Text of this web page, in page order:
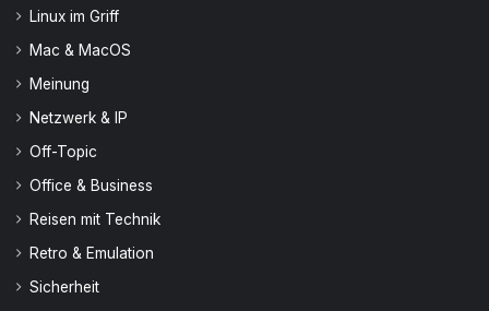
Linux im Griff
Mac & MacOS
Meinung
Netzwerk & IP
Off-Topic
Office & Business
Reisen mit Technik
Retro & Emulation
Sicherheit